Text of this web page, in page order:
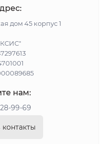
дом 45 корпус 1
нам:
99-69